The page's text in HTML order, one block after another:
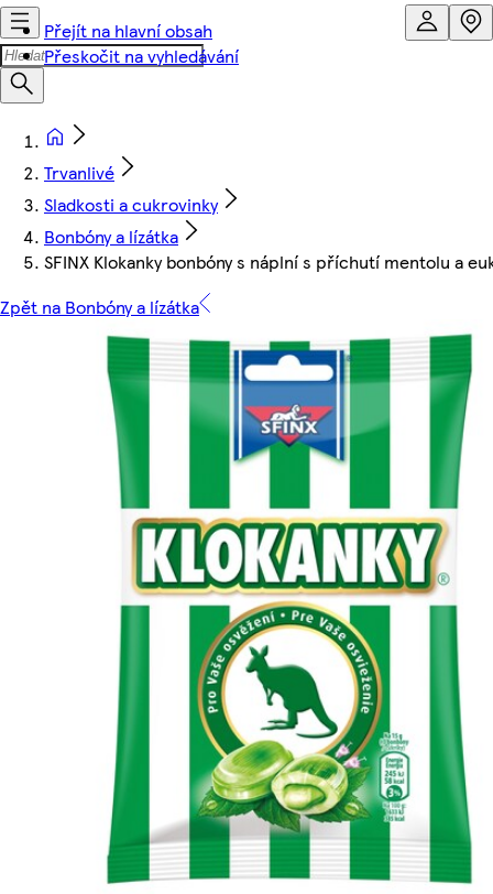
Přejít na hlavní obsah
Přeskočit na vyhledávání
Trvanlivé
Sladkosti a cukrovinky
Bonbóny a lízátka
SFINX Klokanky bonbóny s náplní s příchutí mentolu a
Zpět na Bonbóny a lízátka